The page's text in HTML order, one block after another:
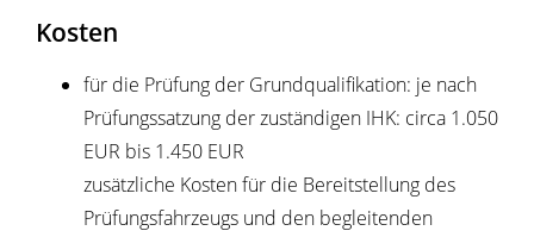
Kosten
für die Prüfung der Grundqualifikation: je nach
Prüfungssatzung der zuständigen IHK: circa 1.050
EUR bis 1.450 EUR
zusätzliche Kosten für die Bereitstellung des
Prüfungsfahrzeugs und den begleitenden